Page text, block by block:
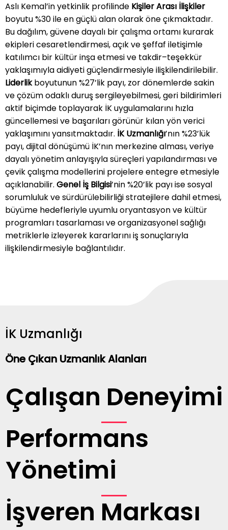
stratejilerinin parçası haline getirir; çalışanların
gönüllülük ve sosyal etki projelerinde aktif rol
almasını destekler. Dijital dönüşümü İK’nın
merkezine alır. 360 derece insan ve kültür
yaklaşımı için gerekli altyapıyı planlar. Veriye
dayalı yönetim ve online araçlarla süreçleri daha
verimli hale getirir. Çevik çalışma modellerini İK
projelerine taşır. Departmanlar arası iş birliğini
güçlendirir. İK projelerini veri ve metriklerle
yönetir. Bağlılık, performans ve kurum sağlığı
göstergelerini düzenli izleyerek kararlarını
buradan elde ettiği verilerle destekler.
Aslı Kemal’in yetkinlik profilinde Kişiler Arası İlişkiler
boyutu %30 ile en güçlü alan olarak öne çıkmaktadır.
Bu dağılım, güvene dayalı bir çalışma ortamı kurarak
ekipleri cesaretlendirmesi, açık ve şeffaf iletişimle
katılımcı bir kültür inşa etmesi ve takdir–teşekkür
yaklaşımıyla aidiyeti güçlendirmesiyle ilişkilendirilebilir.
Liderlikboyutunun %27’lik payı, zor dönemlerde sakin
ve çözüm odaklı duruş sergileyebilmesi, geri bildirimleri
aktif biçimde toplayarak İK uygulamalarını hızla
güncellemesi ve başarıları görünür kılan yön verici
yaklaşımını yansıtmaktadır. İK Uzmanlığı’nın %23’lük
payı, dijital dönüşümü İK’nın merkezine alması, veriye
dayalı yönetim anlayışıyla süreçleri yapılandırması ve
çevik çalışma modellerini projelere entegre etmesiyle
açıklanabilir.Genel İş Bilgisi’nin %20’lik payı ise sosyal
sorumluluk ve sürdürülebilirliği stratejilere dahil etmesi,
büyüme hedefleriyle uyumlu oryantasyon ve kültür
programları tasarlaması ve organizasyonel sağlığı
metriklerle izleyerek kararlarını iş sonuçlarıyla
ilişkilendirmesiyle bağlantılıdır.
İK Uzmanlığı
Öne Çıkan Uzmanlık Alanları
Çalışan Deneyimi
Performans
Yönetimi
İşveren Markası